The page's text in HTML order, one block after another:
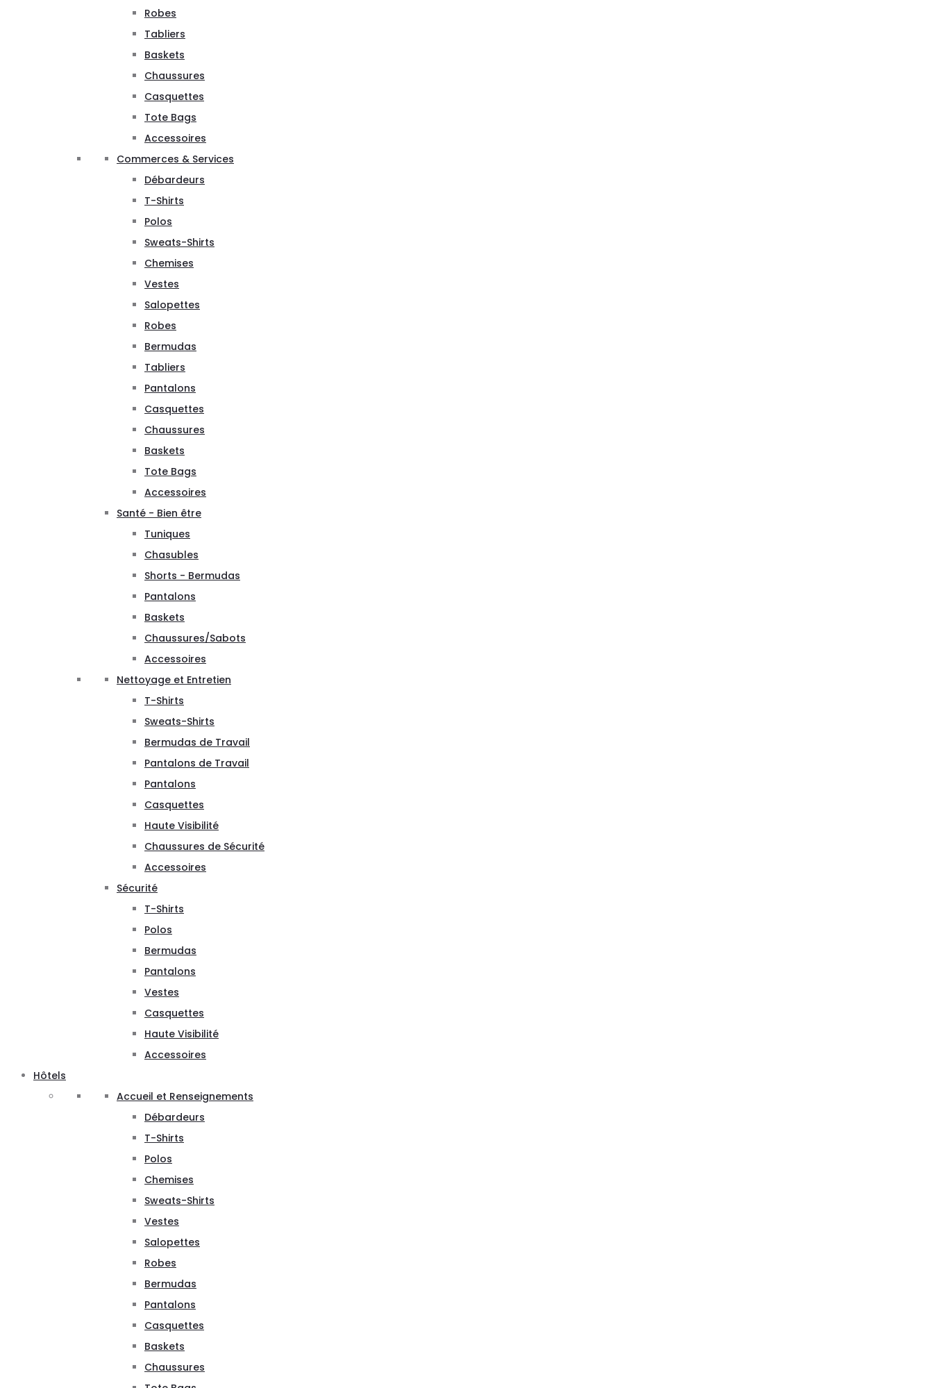
Robes
Tabliers
Baskets
Chaussures
Casquettes
Tote Bags
Accessoires
Commerces & Services
Débardeurs
T-Shirts
Polos
Sweats-Shirts
Chemises
Vestes
Salopettes
Robes
Bermudas
Tabliers
Pantalons
Casquettes
Chaussures
Baskets
Tote Bags
Accessoires
Santé - Bien être
Tuniques
Chasubles
Shorts - Bermudas
Pantalons
Baskets
Chaussures/Sabots
Accessoires
Nettoyage et Entretien
T-Shirts
Sweats-Shirts
Bermudas de Travail
Pantalons de Travail
Pantalons
Casquettes
Haute Visibilité
Chaussures de Sécurité
Accessoires
Sécurité
T-Shirts
Polos
Bermudas
Pantalons
Vestes
Casquettes
Haute Visibilité
Accessoires
Hôtels
Accueil et Renseignements
Débardeurs
T-Shirts
Polos
Chemises
Sweats-Shirts
Vestes
Salopettes
Robes
Bermudas
Pantalons
Casquettes
Baskets
Chaussures